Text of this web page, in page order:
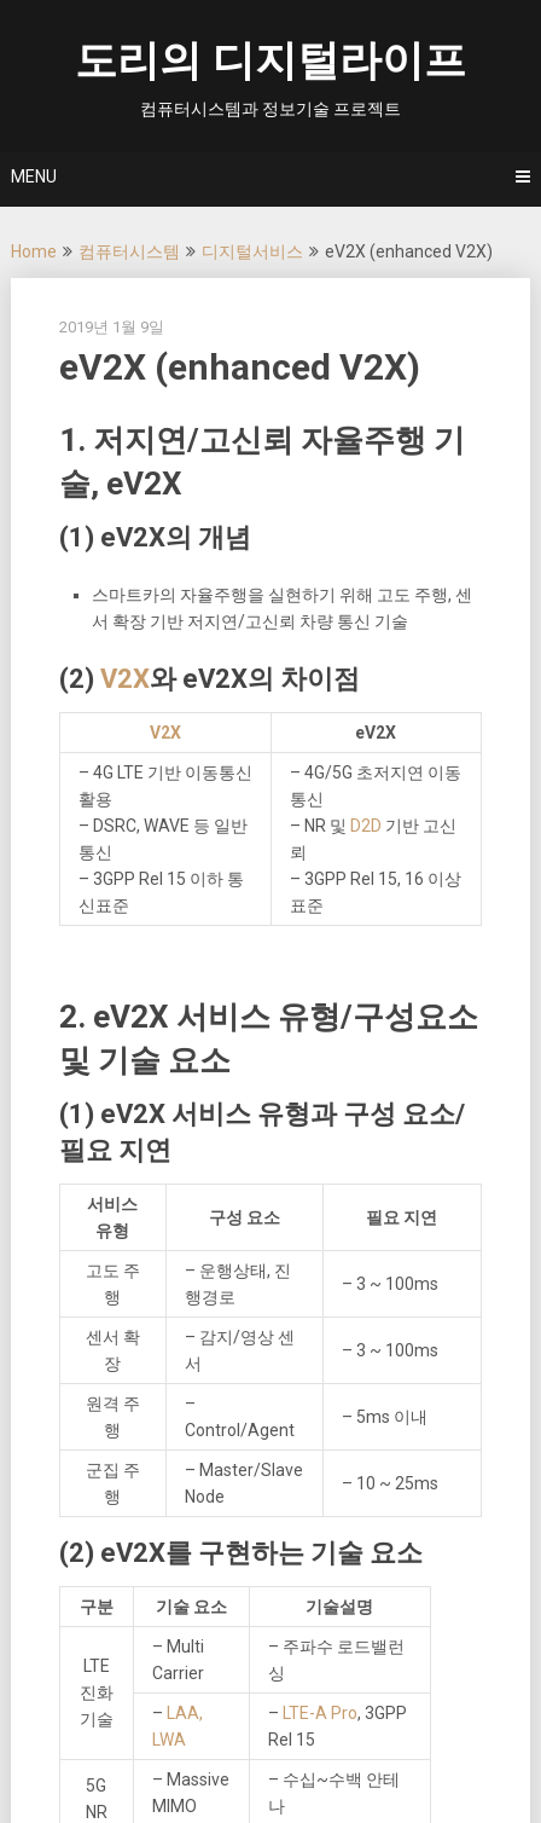
도리의 디지털라이프
컴퓨터시스템과 정보기술 프로젝트
MENU
Home 컴퓨터시스템 디지털서비스 eV2X (enhanced V2X)
2019년 1월 9일
eV2X (enhanced V2X)
1. 저지연/고신뢰 자율주행 기
술, eV2X
(1) eV2X의 개념
스마트카의 자율주행을 실현하기 위해 고도 주행, 센
서 확장 기반 저지연/고신뢰 차량 통신 기술
(2) V2X와 eV2X의 차이점
V2X eV2X
– 4G LTE 기반 이동통신
활용
– DSRC, WAVE 등 일반
통신
– 3GPP Rel 15 이하 통
신표준
– 4G/5G 초저지연 이동
통신
– NR 및 D2D 기반 고신
뢰
– 3GPP Rel 15, 16 이상
표준
2. eV2X 서비스 유형/구성요소
및 기술 요소
(1) eV2X 서비스 유형과 구성 요소/
필요 지연
서비스
유형
구성 요소 필요 지연
고도 주
행
– 운행상태, 진
행경로
– 3 ~ 100ms
센서 확
장
– 감지/영상 센
서
– 3 ~ 100ms
원격 주
행
–
Control/Agent
– 5ms 이내
군집 주
행
– Master/Slave
Node
– 10 ~ 25ms
(2) eV2X를 구현하는 기술 요소
구분 기술 요소 기술설명
LTE
진화
기술
– Multi
Carrier
– 주파수 로드밸런
싱
–
LAA,
LWA
– LTE-A Pro, 3GPP
Rel 15
5G
NR
– Massive
MIMO
– 수십~수백 안테
나